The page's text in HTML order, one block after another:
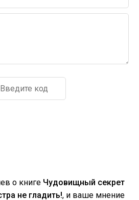
о книге Чудовищный секрет
не гладить!, и ваше мнение